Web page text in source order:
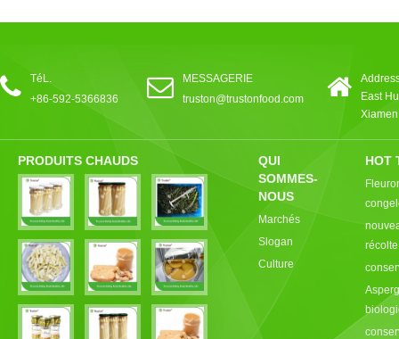
TéL.
+86-592-5366836
MESSAGERIE
truston@trustonfood.com
East
PRODUITS CHAUDS
QUI
SOMMES-
NOUS
Marchés
Slogan
Culture
HOT